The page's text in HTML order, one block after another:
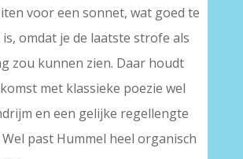
voor een sonnet, wat goed te
omdat je de laatste strofe als
zou kunnen zien. Daar houdt
met klassieke poezie wel
en een gelijke regellengte
past Hummel heel organisch